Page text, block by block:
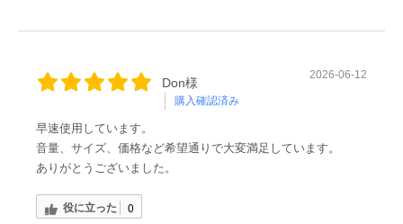
Don様
購入確認済み
2026-06-12
早速使用しています。
音量、サイズ、価格など希望通りで大変満足しています。
ありがとうございました。
役に立った 0